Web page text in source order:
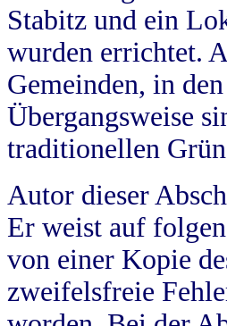
Stabitz und ein
wurden errichtet.
Gemeinden, in
Übergangsweise
traditionellen
Autor dieser
Er weist auf
von einer Kopie
zweifelsfreie